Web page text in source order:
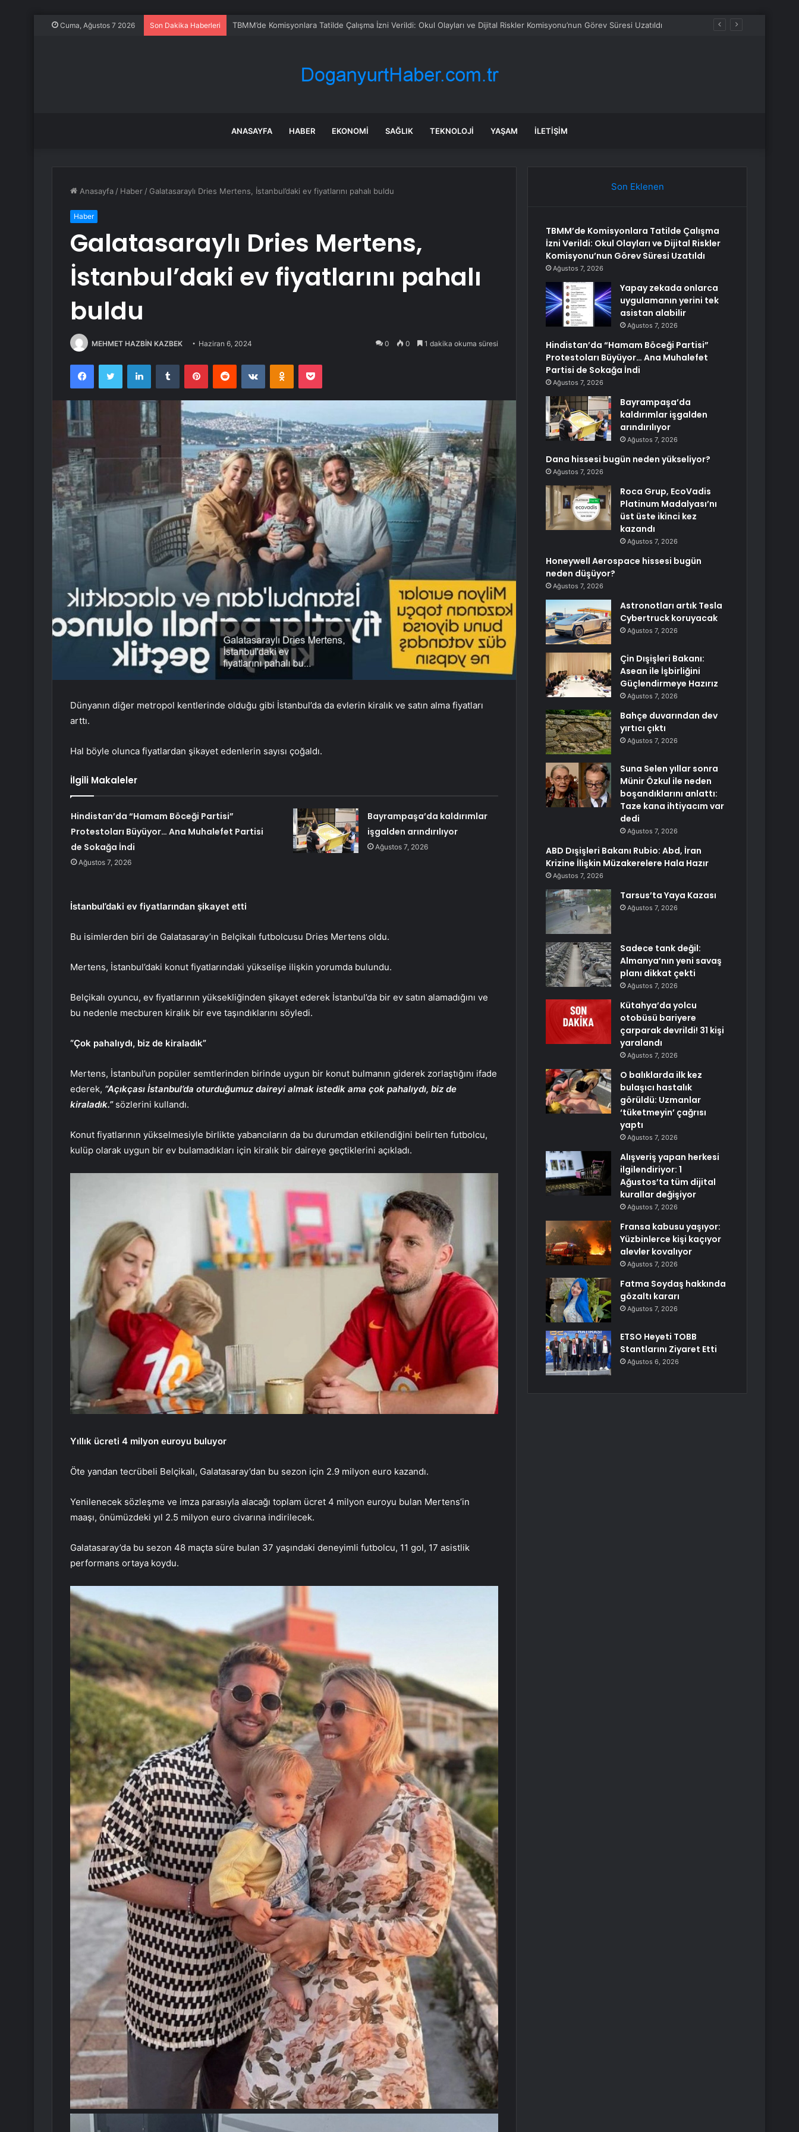
Cuma, Ağustos 7 2026 Son Dakika Haberleri Yapay zekada onlarca uygulamanın yerini tek asistan alabilir
ANASAYFA HABER EKONOMI SAĞLIK TEKNOLOJI YAŞAM İLETIŞIM
Anasayfa / Haber / Galatasaraylı Dries Mertens, İstanbul’daki ev fiyatlarını pahalı buldu
Haber
Galatasaraylı Dries Mertens,
İstanbul’daki ev fiyatlarını pahalı
buldu
MEHMET HAZBİN KAZBEK Haziran 6, 2024 0 0 1 dakika okuma süresi
FacebookTwitter LinkedInTumblr PinterestReddit VKontakteOdnoklassniki
Pocket
Dünyanın diğer metropol kentlerinde olduğu gibi İstanbul’da da evlerin kiralık ve satın alma fiyatları
arttı.
Hal böyle olunca fiyatlardan şikayet edenlerin sayısı çoğaldı.
İlgili Makaleler
Hindistan’da “Hamam Böceği Partisi”
Protestoları Büyüyor… Ana Muhalefet Partisi
de Sokağa İndi
Ağustos 7, 2026
Bayrampaşa’da kaldırımlar
işgalden arındırılıyor
Ağustos 7, 2026
İstanbul’daki ev fiyatlarından şikayet etti
Bu isimlerden biri de Galatasaray’ın Belçikalı futbolcusu Dries Mertens oldu.
Mertens, İstanbul’daki konut fiyatlarındaki yükselişe ilişkin yorumda bulundu.
Belçikalı oyuncu, ev fiyatlarının yüksekliğinden şikayet ederek İstanbul’da bir ev satın alamadığını ve
bu nedenle mecburen kiralık bir eve taşındıklarını söyledi.
“Çok pahalıydı, biz de kiraladık”
Mertens, İstanbul’un popüler semtlerinden birinde uygun bir konut bulmanın giderek zorlaştığını ifade
ederek, “Açıkçası İstanbul’da oturduğumuz daireyi almak istedik ama çok pahalıydı, biz de
kiraladık.”sözlerini kullandı.
Konut fiyatlarının yükselmesiyle birlikte yabancıların da bu durumdan etkilendiğini belirten futbolcu,
kulüp olarak uygun bir ev bulamadıkları için kiralık bir daireye geçtiklerini açıkladı.
Yıllık ücreti 4 milyon euroyu buluyor
Öte yandan tecrübeli Belçikalı, Galatasaray’dan bu sezon için 2.9 milyon euro kazandı.
Yenilenecek sözleşme ve imza parasıyla alacağı toplam ücret 4 milyon euroyu bulan Mertens’in
maaşı, önümüzdeki yıl 2.5 milyon euro civarına indirilecek.
Galatasaray’da bu sezon 48 maçta süre bulan 37 yaşındaki deneyimli futbolcu, 11 gol, 17 asistlik
performans ortaya koydu.
Son Eklenen
TBMM’de Komisyonlara Tatilde Çalışma
İzni Verildi: Okul Olayları ve Dijital Riskler
Komisyonu’nun Görev Süresi Uzatıldı
Ağustos 7, 2026
Yapay zekada onlarca
uygulamanın yerini tek
asistan alabilir
Ağustos 7, 2026
Hindistan’da “Hamam Böceği Partisi”
Protestoları Büyüyor… Ana Muhalefet
Partisi de Sokağa İndi
Ağustos 7, 2026
Bayrampaşa’da
kaldırımlar işgalden
arındırılıyor
Ağustos 7, 2026
Dana hissesi bugün neden yükseliyor?
Ağustos 7, 2026
Roca Grup, EcoVadis
Platinum Madalyası’nı
üst üste ikinci kez
kazandı
Ağustos 7, 2026
Honeywell Aerospace hissesi bugün
neden düşüyor?
Ağustos 7, 2026
Astronotları artık Tesla
Cybertruck koruyacak
Ağustos 7, 2026
Çin Dışişleri Bakanı:
Asean ile İşbirliğini
Güçlendirmeye Hazırız
Ağustos 7, 2026
Bahçe duvarından dev
yırtıcı çıktı
Ağustos 7, 2026
Suna Selen yıllar sonra
Münir Özkul ile neden
boşandıklarını anlattı:
Taze kana ihtiyacım var
dedi
Ağustos 7, 2026
ABD Dışişleri Bakanı Rubio: Abd, İran
Krizine İlişkin Müzakerelere Hala Hazır
Ağustos 7, 2026
Tarsus’ta Yaya Kazası
Ağustos 7, 2026
Sadece tank değil:
Almanya’nın yeni savaş
planı dikkat çekti
Ağustos 7, 2026
Kütahya’da yolcu
otobüsü bariyere
çarparak devrildi! 31 kişi
yaralandı
Ağustos 7, 2026
O balıklarda ilk kez
bulaşıcı hastalık
görüldü: Uzmanlar
‘tüketmeyin’ çağrısı
yaptı
Ağustos 7, 2026
Alışveriş yapan herkesi
ilgilendiriyor: 1
Ağustos’ta tüm dijital
kurallar değişiyor
Ağustos 7, 2026
Fransa kabusu yaşıyor:
Yüzbinlerce kişi kaçıyor
alevler kovalıyor
Ağustos 7, 2026
Fatma Soydaş hakkında
gözaltı kararı
Ağustos 7, 2026
ETSO Heyeti TOBB
Stantlarını Ziyaret Etti
Ağustos 6, 2026